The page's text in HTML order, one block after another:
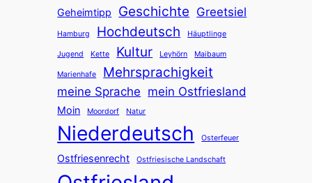
Geheimtipp
Geschichte Greetsiel
Hamburg Hochdeutsch Häuptlinge
Jugend Kette Kultur Leyhörn Maibaum
Marienhafe Mehrsprachigkeit
meine Sprache mein Ostfriesland
Moin Moordorf Natur
Niederdeutsch Osterfeuer
Ostfriesenrecht Ostfriesische Landschaft